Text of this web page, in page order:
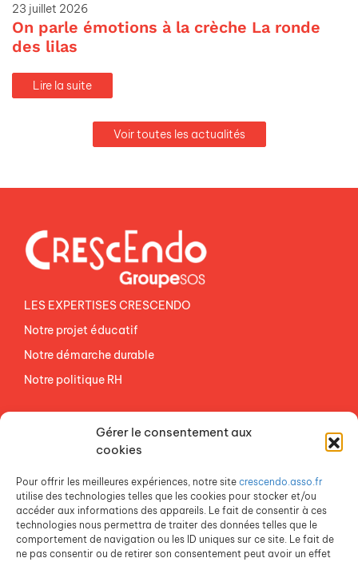
Gérer le consentement aux
cookies
Pour offrir les meilleures expériences, notre site crescendo.asso.fr
utilise des technologies telles que les cookies pour stocker et/ou
accéder aux informations des appareils. Le fait de consentir à ces
technologies nous permettra de traiter des données telles que le
comportement de navigation ou les ID uniques sur ce site. Le fait de
ne pas consentir ou de retirer son consentement peut avoir un effet
23 juillet 2026
On parle émotions à la crèche La ronde
des lilas
Lire la suite
Voir toutes les actualités
LES EXPERTISES CRESCENDO
Notre projet éducatif
Notre démarche durable
Notre politique RH
ESPACE PRESSE